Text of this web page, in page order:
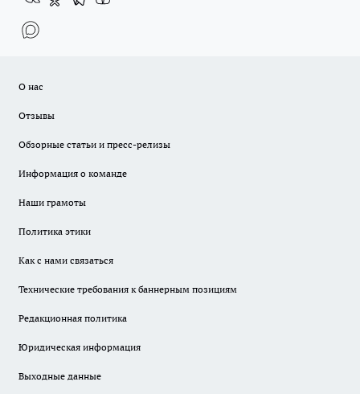
О нас
Отзывы
Обзорные статьи и пресс-релизы
Информация о команде
Наши грамоты
Политика этики
Как с нами связаться
Технические требования к баннерным позициям
Редакционная политика
Юридическая информация
Выходные данные